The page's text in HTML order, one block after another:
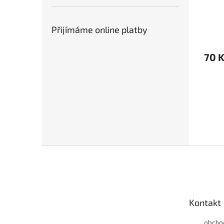
Přijímáme online platby
70
Kontakt